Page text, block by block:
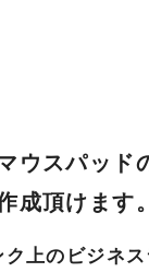
ウスパッド
成頂けます。
ク上のビジネ